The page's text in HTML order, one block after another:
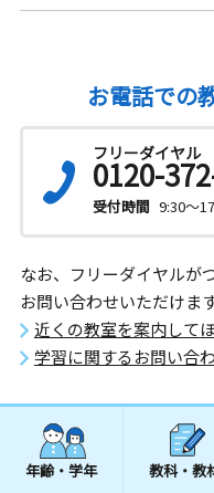
お電話での
フリーダイヤル
0120-
受付時間 9:30～
なお、フリーダイヤルが
お問い合わせいただけます
近くの教室を案内して
学習に関するお問い合
年齢・学年 教科・教